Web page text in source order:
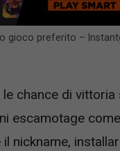
gioco preferito –
le chance di
escamotage come
nickname,